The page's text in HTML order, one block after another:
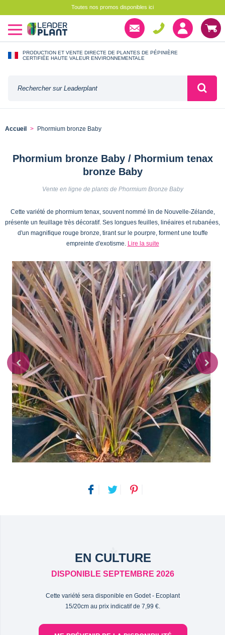
Toutes nos promos disponibles ici
PRODUCTION ET VENTE DIRECTE DE PLANTES DE PÉPINIÈRE
CERTIFIÉE HAUTE VALEUR ENVIRONNEMENTALE
Accueil Phormium bronze Baby
Phormium bronze Baby / Phormium tenax
bronze Baby
Vente en ligne de plants de Phormium Bronze Baby
Cette variété de phormium tenax, souvent nommé lin de Nouvelle-Zélande,
présente un feuillage très décoratif. Ses longues feuilles, linéaires et rubanées,
d'un magnifique rouge bronze, tirant sur le pourpre, forment une touffe
empreinte d'exotisme. Lire la suite
EN CULTURE
DISPONIBLE SEPTEMBRE 2026
Cette variété sera disponible en Godet - Ecoplant
15/20cm au prix indicatif de 7,99 €.